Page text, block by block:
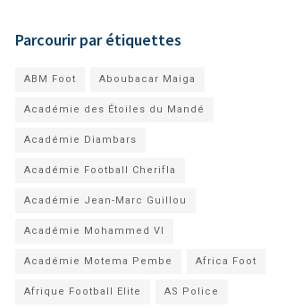
Parcourir par étiquettes
ABM Foot Aboubacar Maiga
Académie des Étoiles du Mandé
Académie Diambars
Académie Football Cherifla
Académie Jean-Marc Guillou
Académie Mohammed VI
Académie Motema Pembe Africa Foot
Afrique Football Elite AS Police